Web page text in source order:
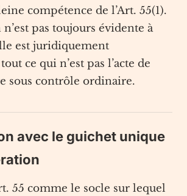
compétence de l’Art. 55(1).
pas toujours évidente à
est juridiquement
ce qui n’est pas l’acte de
sous contrôle ordinaire.
avec le guichet unique
55 comme le socle sur lequel